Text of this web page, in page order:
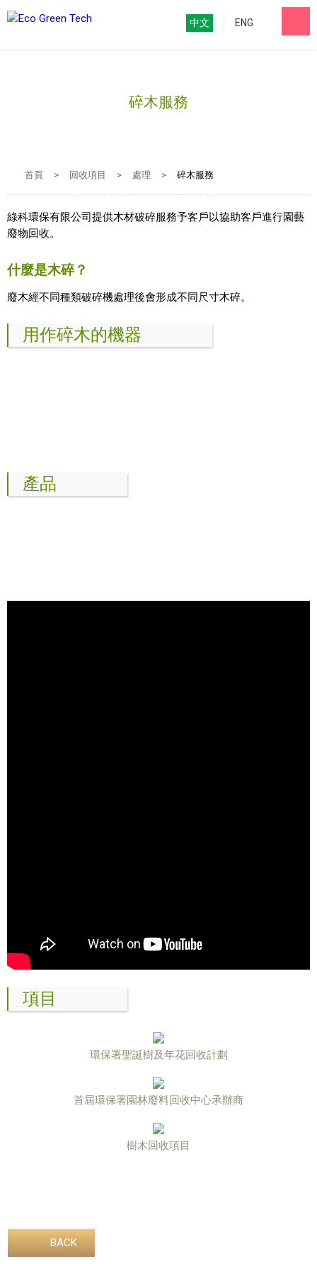
ENG
中文
碎木服務
首頁 > 回收項目 > 處理 > 碎木服務
綠科環保有限公司提供木材破碎服務予客戶以協助客戶進行園藝
廢物回收。
什麼是木碎？
廢木經不同種類破碎機處理後會形成不同尺寸木碎。
用作碎木的機器
產品
項目
環保署聖誕樹及年花回收計劃
首屆環保署園林廢料回收中心承辦商
樹木回收項目
BACK